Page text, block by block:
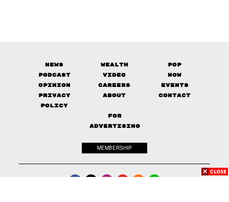
News Wealth
Pop
Podcast
Video
Now
Opinion
Careers
Events
Privacy
Policy
About Contact
FOR
ADVERTISING
MEMBERSHIP